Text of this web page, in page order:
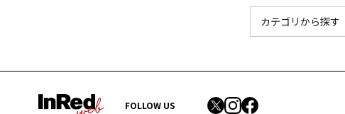
FOLLOW US